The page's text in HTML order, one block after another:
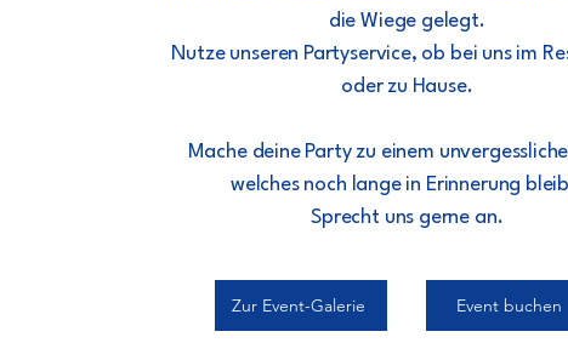
die Wiege gelegt.
Nutze unseren Partyservice, ob bei uns im
oder zu Hause.
Mache deine Party zu einem
welches noch lange in Erinnerung
Sprecht uns gerne an.
Zur Event-Galerie Event buchen